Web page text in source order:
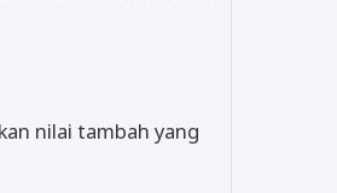
nilai tambah yang